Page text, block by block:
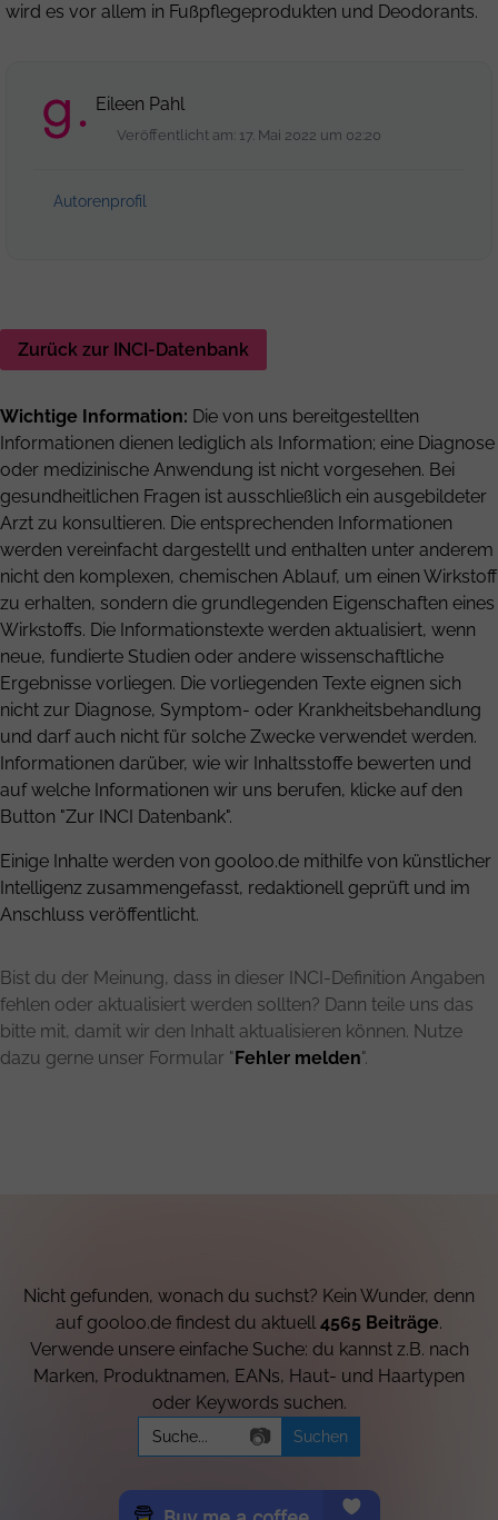
wird es vor allem in Fußpflegeprodukten und Deodorants.
Eileen Pahl
Veröffentlicht am: 17. Mai 2022 um 02:20
Autorenprofil
Zurück zur INCI-Datenbank
Wichtige Information: Die von uns bereitgestellten
Informationen dienen lediglich als Information; eine Diagnose
oder medizinische Anwendung ist nicht vorgesehen. Bei
gesundheitlichen Fragen ist ausschließlich ein ausgebildeter
Arzt zu konsultieren. Die entsprechenden Informationen
werden vereinfacht dargestellt und enthalten unter anderem
nicht den komplexen, chemischen Ablauf, um einen Wirkstoff
zu erhalten, sondern die grundlegenden Eigenschaften eines
Wirkstoffs. Die Informationstexte werden aktualisiert, wenn
neue, fundierte Studien oder andere wissenschaftliche
Ergebnisse vorliegen. Die vorliegenden Texte eignen sich
nicht zur Diagnose, Symptom- oder Krankheitsbehandlung
und darf auch nicht für solche Zwecke verwendet werden.
Informationen darüber, wie wir Inhaltsstoffe bewerten und
auf welche Informationen wir uns berufen, klicke auf den
Button "Zur INCI Datenbank".
Einige Inhalte werden von gooloo.de mithilfe von künstlicher
Intelligenz zusammengefasst, redaktionell geprüft und im
Anschluss veröffentlicht.
Bist du der Meinung, dass in dieser INCI-Definition Angaben
fehlen oder aktualisiert werden sollten? Dann teile uns das
bitte mit, damit wir den Inhalt aktualisieren können. Nutze
dazu gerne unser Formular "Fehler melden".
Nicht gefunden, wonach du suchst? Kein Wunder, denn
auf gooloo.de findest du aktuell 4565 Beiträge.
Verwende unsere einfache Suche: du kannst z.B. nach
Marken, Produktnamen, EANs, Haut- und Haartypen
oder Keywords suchen.
Search
for:
📷